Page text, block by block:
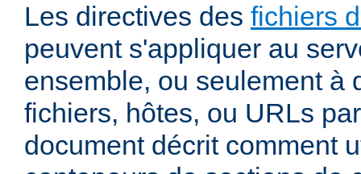
Les directives des fichiers
peuvent s'appliquer au
ensemble, ou seulement à
fichiers, hôtes, ou URLs
document décrit comment